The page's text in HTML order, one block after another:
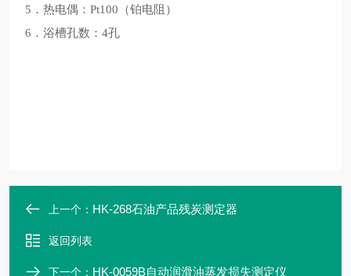
5．热电偶：Pt100（铂电阻）
6．浴槽孔数：4孔
上一个： HK-268石油产品残炭测定器
返回列表
下一个： HK-0059B自动润滑油蒸发损失测定仪